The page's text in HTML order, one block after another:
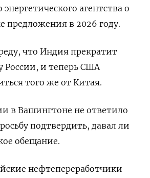
агентства о
предложения в 2026 году.
что Индия прекратит
России, и теперь США
того же от Китая.
в Вашингтоне не ответило
подтвердить, давал ли
обещание.
нефтепереработчики